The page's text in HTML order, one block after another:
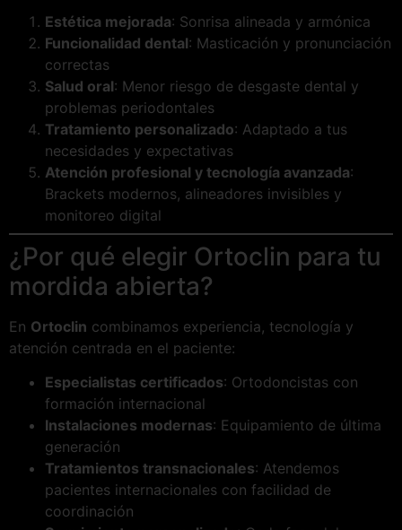
Estética mejorada: Sonrisa alineada y armónica
Funcionalidad dental: Masticación y pronunciación
correctas
Salud oral: Menor riesgo de desgaste dental y
problemas periodontales
Tratamiento personalizado: Adaptado a tus
necesidades y expectativas
Atención profesional y tecnología avanzada:
Brackets modernos, alineadores invisibles y
monitoreo digital
¿Por qué elegir Ortoclin para tu
mordida abierta?
En Ortoclin combinamos experiencia, tecnología y
atención centrada en el paciente:
Especialistas certificados: Ortodoncistas con
formación internacional
Instalaciones modernas: Equipamiento de última
generación
Tratamientos transnacionales: Atendemos
pacientes internacionales con facilidad de
coordinación